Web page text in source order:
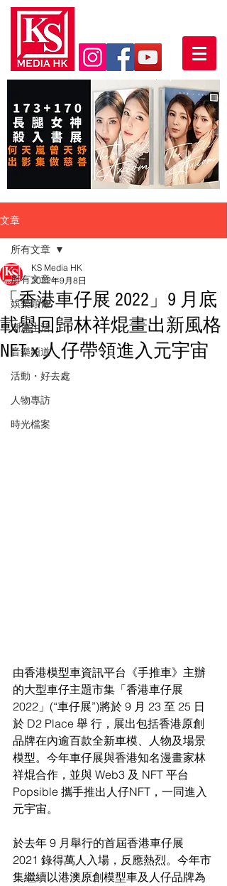
文章
所有文章
娛樂頭條
潮流生活
音樂頻道
活動・好去處
人物專訪
時光檔案
所有文章
「香港車仔展 2022」9 月底
載譽回歸林祥焜畫出新風格
NFT x 人仔帶領進入元宇宙
KS Media HK
2022年9月8日
由香港模型車資訊平台《手推車》主辦
的大型車仔主題市集「香港車仔展
2022」(“車仔展”)將於 9 月 23 至 25 日
於 D2 Place 舉 行，展出包括香港原創
品牌在內逾百款全新車模、人物及場景
模型。今年車仔展與香港知名漫畫家林
祥焜合作，並與 Web3 及 NFT 平台
Popsible 攜手推出人仔NFT，一同進入
元宇宙。
於去年 9 月舉行的首屆香港車仔展
2021 錄得萬人入場，反應熱烈。今年市
集繼續以港澳原創模型車及人仔品牌為